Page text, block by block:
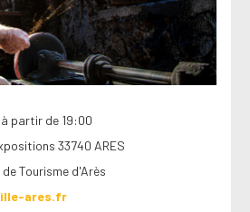
partir de 19:00
33740 ARES
Tourisme d'Arès
ares.fr